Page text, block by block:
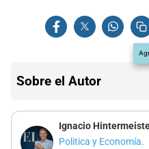
Sobre el Autor
Ignacio
Politica y Economía.